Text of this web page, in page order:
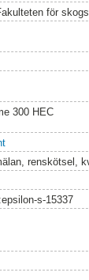
för
300 HEC
renskötsel,
s-15337